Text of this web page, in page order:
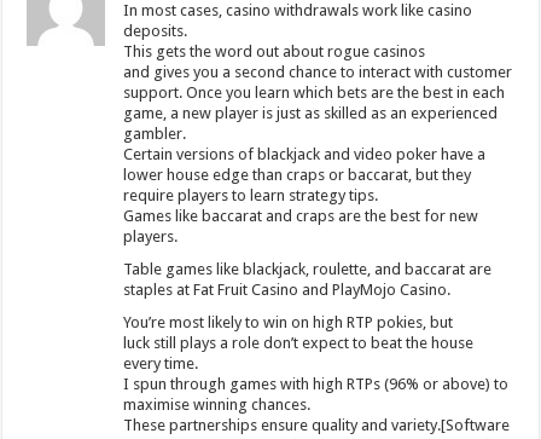
In most cases, casino withdrawals work like casino
deposits.
This gets the word out about rogue casinos
and gives you a second chance to interact with customer
support. Once you learn which bets are the best in each
game, a new player is just as skilled as an experienced
gambler.
Certain versions of blackjack and video poker have a
lower house edge than craps or baccarat, but they
require players to learn strategy tips.
Games like baccarat and craps are the best for new
players.
Table games like blackjack, roulette, and baccarat are
staples at Fat Fruit Casino and PlayMojo Casino.
You’re most likely to win on high RTP pokies, but
luck still plays a role don’t expect to beat the house
every time.
I spun through games with high RTPs (96% or above) to
maximise winning chances.
These partnerships ensure quality and variety.[Software